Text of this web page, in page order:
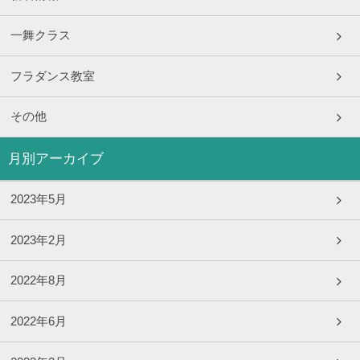
一舞クラス
フラダンス教室
その他
月別アーカイブ
2023年5月
2023年2月
2022年8月
2022年6月